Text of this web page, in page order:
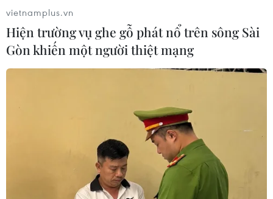
vietnamplus.vn
Hiện trường vụ ghe gỗ phát nổ trên sông Sài
Gòn khiến một người thiệt mạng